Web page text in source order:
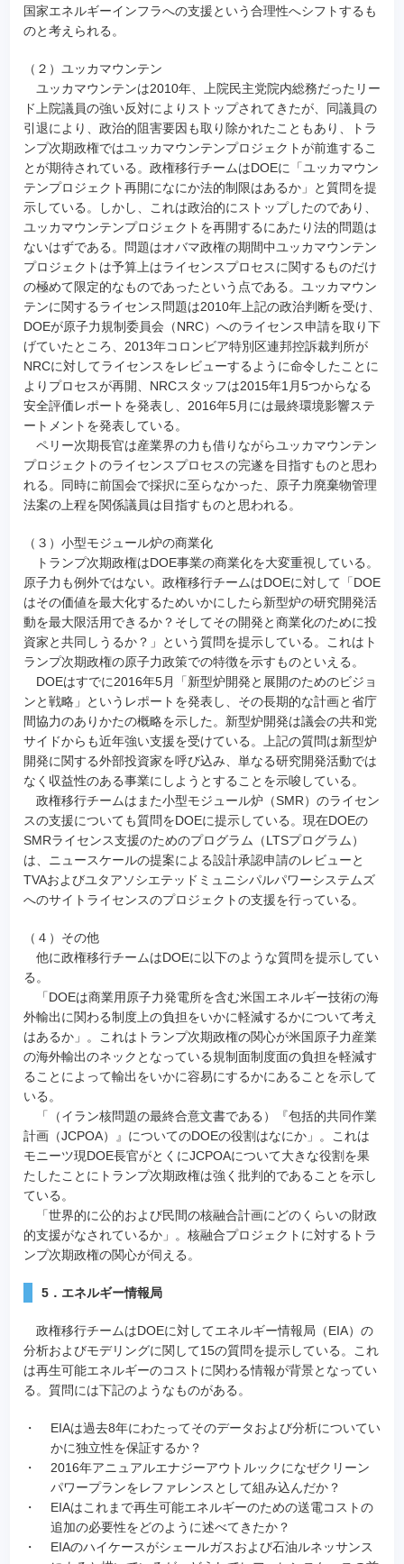
国家エネルギーインフラへの支援という合理性へシフトするも
のと考えられる。
（２）ユッカマウンテン
ユッカマウンテンは2010年、上院民主党院内総務だったリー
ド上院議員の強い反対によりストップされてきたが、同議員の
引退により、政治的阻害要因も取り除かれたこともあり、トラ
ンプ次期政権ではユッカマウンテンプロジェクトが前進するこ
とが期待されている。政権移行チームはDOEに「ユッカマウン
テンプロジェクト再開になにか法的制限はあるか」と質問を提
示している。しかし、これは政治的にストップしたのであり、
ユッカマウンテンプロジェクトを再開するにあたり法的問題は
ないはずである。問題はオバマ政権の期間中ユッカマウンテン
プロジェクトは予算上はライセンスプロセスに関するものだけ
の極めて限定的なものであったという点である。ユッカマウン
テンに関するライセンス問題は2010年上記の政治判断を受け、
DOEが原子力規制委員会（NRC）へのライセンス申請を取り下
げていたところ、2013年コロンビア特別区連邦控訴裁判所が
NRCに対してライセンスをレビューするように命令したことに
よりプロセスが再開、NRCスタッフは2015年1月5つからなる
安全評価レポートを発表し、2016年5月には最終環境影響ステ
ートメントを発表している。
ペリー次期長官は産業界の力も借りながらユッカマウンテン
プロジェクトのライセンスプロセスの完遂を目指すものと思わ
れる。同時に前国会で採択に至らなかった、原子力廃棄物管理
法案の上程を関係議員は目指すものと思われる。
（３）小型モジュール炉の商業化
トランプ次期政権はDOE事業の商業化を大変重視している。
原子力も例外ではない。政権移行チームはDOEに対して「DOE
はその価値を最大化するためいかにしたら新型炉の研究開発活
動を最大限活用できるか？そしてその開発と商業化のために投
資家と共同しうるか？」という質問を提示している。これはト
ランプ次期政権の原子力政策での特徴を示すものといえる。
DOEはすでに2016年5月「新型炉開発と展開のためのビジョ
ンと戦略」というレポートを発表し、その長期的な計画と省庁
間協力のありかたの概略を示した。新型炉開発は議会の共和党
サイドからも近年強い支援を受けている。上記の質問は新型炉
開発に関する外部投資家を呼び込み、単なる研究開発活動では
なく収益性のある事業にしようとすることを示唆している。
政権移行チームはまた小型モジュール炉（SMR）のライセン
スの支援についても質問をDOEに提示している。現在DOEの
SMRライセンス支援のためのプログラム（LTSプログラム）
は、ニュースケールの提案による設計承認申請のレビューと
TVAおよびユタアソシエテッドミュニシパルパワーシステムズ
へのサイトライセンスのプロジェクトの支援を行っている。
（４）その他
他に政権移行チームはDOEに以下のような質問を提示してい
る。
「DOEは商業用原子力発電所を含む米国エネルギー技術の海
外輸出に関わる制度上の負担をいかに軽減するかについて考え
はあるか」。これはトランプ次期政権の関心が米国原子力産業
の海外輸出のネックとなっている規制面制度面の負担を軽減す
ることによって輸出をいかに容易にするかにあることを示して
いる。
「（イラン核問題の最終合意文書である）『包括的共同作業
計画（JCPOA）』についてのDOEの役割はなにか」。これは
モニーツ現DOE長官がとくにJCPOAについて大きな役割を果
たしたことにトランプ次期政権は強く批判的であることを示し
ている。
「世界的に公的および民間の核融合計画にどのくらいの財政
的支援がなされているか」。核融合プロジェクトに対するトラ
ンプ次期政権の関心が伺える。
5．エネルギー情報局
政権移行チームはDOEに対してエネルギー情報局（EIA）の
分析およびモデリングに関して15の質問を提示している。これ
は再生可能エネルギーのコストに関わる情報が背景となってい
る。質問には下記のようなものがある。
・
EIAは過去8年にわたってそのデータおよび分析についてい
かに独立性を保証するか？
・
2016年アニュアルエナジーアウトルックになぜクリーン
パワープランをレファレンスとして組み込んだか？
・
EIAはこれまで再生可能エネルギーのための送電コストの
追加の必要性をどのように述べてきたか？
・
EIAのハイケースがシェールガスおよび石油ルネッサンス